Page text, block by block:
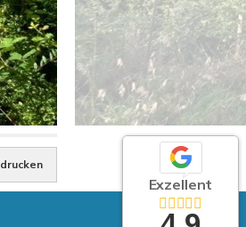
drucken
Exzellent